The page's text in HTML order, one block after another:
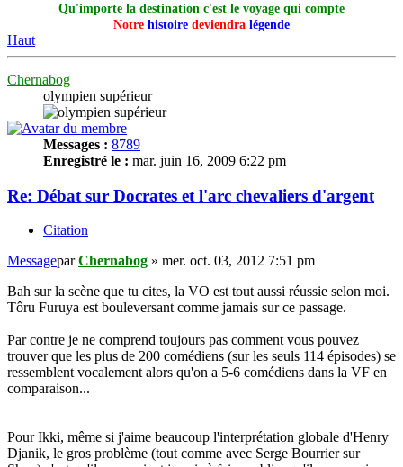
Qu'importe la destination c'est le voyage qui compte
Notre histoire deviendra légende
Haut
Chernabog
olympien supérieur
Messages : 8789
Enregistré le : mar. juin 16, 2009 6:22 pm
Re: Débat sur Docrates et l'arc chevaliers d'argent
Citation
MessageparChernabog » mer. oct. 03, 2012 7:51 pm
Bah sur la scène que tu cites, la VO est tout aussi réussie selon moi.
Tôru Furuya est bouleversant comme jamais sur ce passage.
Par contre je ne comprend toujours pas comment vous pouvez
trouver que les plus de 200 comédiens (sur les seuls 114 épisodes) se
ressemblent vocalement alors qu'on a 5-6 comédiens dans la VF en
comparaison...
Pour Ikki, même si j'aime beaucoup l'interprétation globale d'Henry
Djanik, le gros problème (tout comme avec Serge Bourrier sur